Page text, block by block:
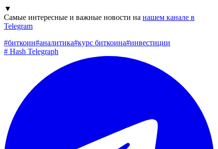
▼
Самые интересные и важные новости на нашем канале в
Telegram
#биткоин#аналитика#курс биткоина#инвестиции
# Hash Telegraph